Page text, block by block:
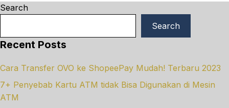
Search
Search
Recent Posts
Cara Transfer OVO ke ShopeePay Mudah! Terbaru 2023
7+ Penyebab Kartu ATM tidak Bisa Digunakan di Mesin
ATM